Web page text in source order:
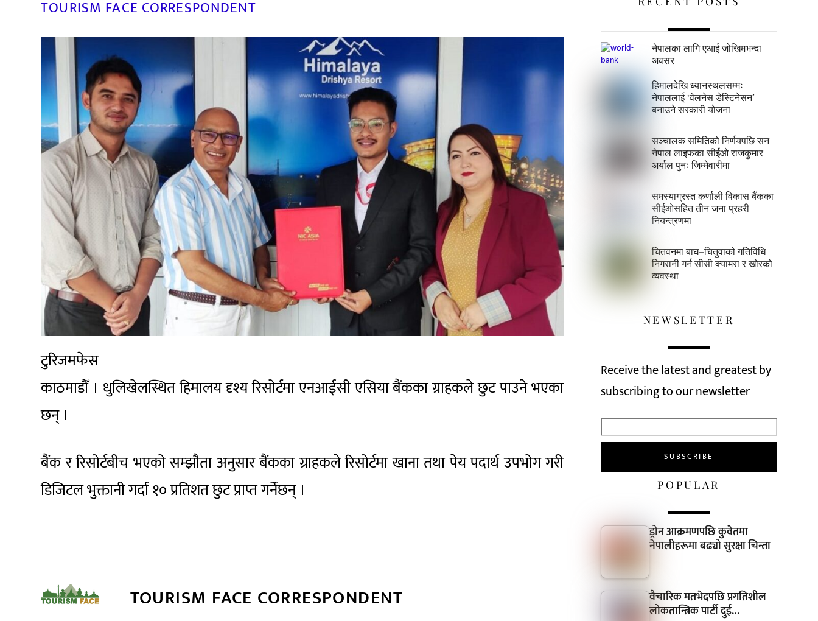
TOURISM FACE CORRESPONDENT
टुरिजमफेस
काठमाडौँ । धुलिखेलस्थित हिमालय दृश्य रिसोर्टमा एनआईसी एसिया बैंकका ग्राहकले छुट पाउने भएका
छन् ।
बैंक र रिसोर्टबीच भएको सम्झौता अनुसार बैंकका ग्राहकले रिसोर्टमा खाना तथा पेय पदार्थ उपभोग गरी
डिजिटल भुक्तानी गर्दा १० प्रतिशत छुट प्राप्त गर्नेछन् ।
TOURISM FACE CORRESPONDENT
नेपालका लागि एआई जोखिमभन्दा
अवसर
हिमालदेखि ध्यानस्थलसम्मः
नेपाललाई ‘वेलनेस डेस्टिनेसन’
बनाउने सरकारी योजना
सञ्चालक समितिको निर्णयपछि सन
नेपाल लाइफका सीईओ राजकुमार
अर्याल पुनः जिम्मेवारीमा
समस्याग्रस्त कर्णाली विकास बैंकका
सीईओसहित तीन जना प्रहरी
नियन्त्रणमा
चितवनमा बाघ–चितुवाको गतिविधि
निगरानी गर्न सीसी क्यामरा र खोरको
व्यवस्था
NEWSLETTER
Receive the latest and greatest by
subscribing to our newsletter
POPULAR
ड्रोन आक्रमणपछि कुवेतमा
नेपालीहरूमा बढ्यो सुरक्षा चिन्ता
वैचारिक मतभेदपछि प्रगतिशील
लोकतान्त्रिक पार्टी दुई…